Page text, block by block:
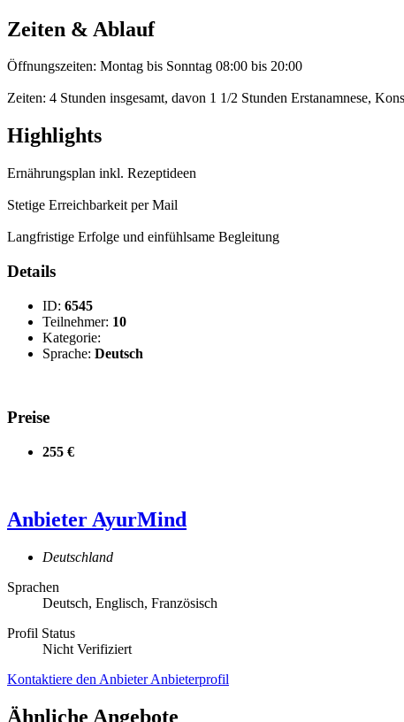
Zeiten & Ablauf
Öffnungszeiten: Montag bis Sonntag 08:00 bis 20:00
Zeiten: 4 Stunden insgesamt, davon 1 1/2 Stunden Erstanamnese,
Highlights
Ernährungsplan inkl. Rezeptideen
Stetige Erreichbarkeit per Mail
Langfristige Erfolge und einfühlsame Begleitung
Details
ID: 6545
Teilnehmer: 10
Kategorie:
Sprache: Deutsch
Preise
255 €
Anbieter AyurMind
Deutschland
Sprachen
Deutsch, Englisch, Französisch
Profil Status
Nicht Verifiziert
Kontaktiere den AnbieterAnbieterprofil
Ähnliche Angebote